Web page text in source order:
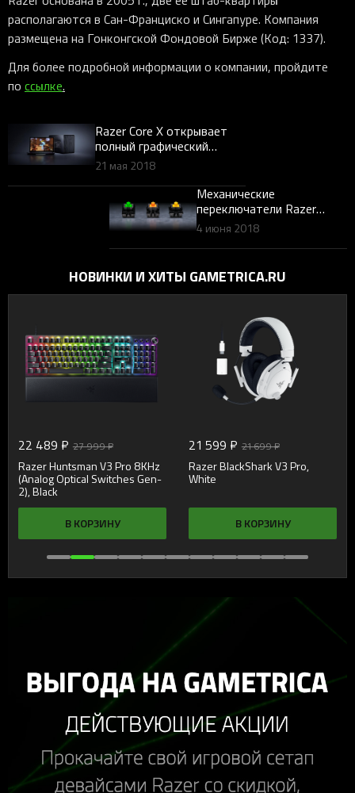
располагаются в Сан-Франциско и Сингапуре. Компания
размещена на Гонконгской Фондовой Бирже (Код: 1337).
Для более подробной информации о компании, пройдите
по ссылке.
Razer Core X открывает
полный графический
потенциал лэптопов:
мощный, более доступный
21 мая 2018
Механические
переключатели Razer
вскоре будут
клавиатурах сторонних
производителей
4 июня 2018
НОВИНКИ И ХИТЫ GAMETRICA.RU
22 489 ₽ 27 999 ₽
Razer Huntsman V3 Pro 8KHz
(Analog Optical Switches Gen-
2), Black
В КОРЗИНУ
21 599 ₽ 21 699 ₽
Razer BlackShark V3 Pro,
White
В КОРЗИНУ